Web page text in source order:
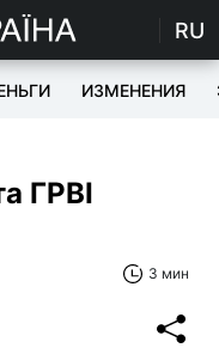
RU
ИЗМЕНЕНИЯ
ГРВІ
3 мин